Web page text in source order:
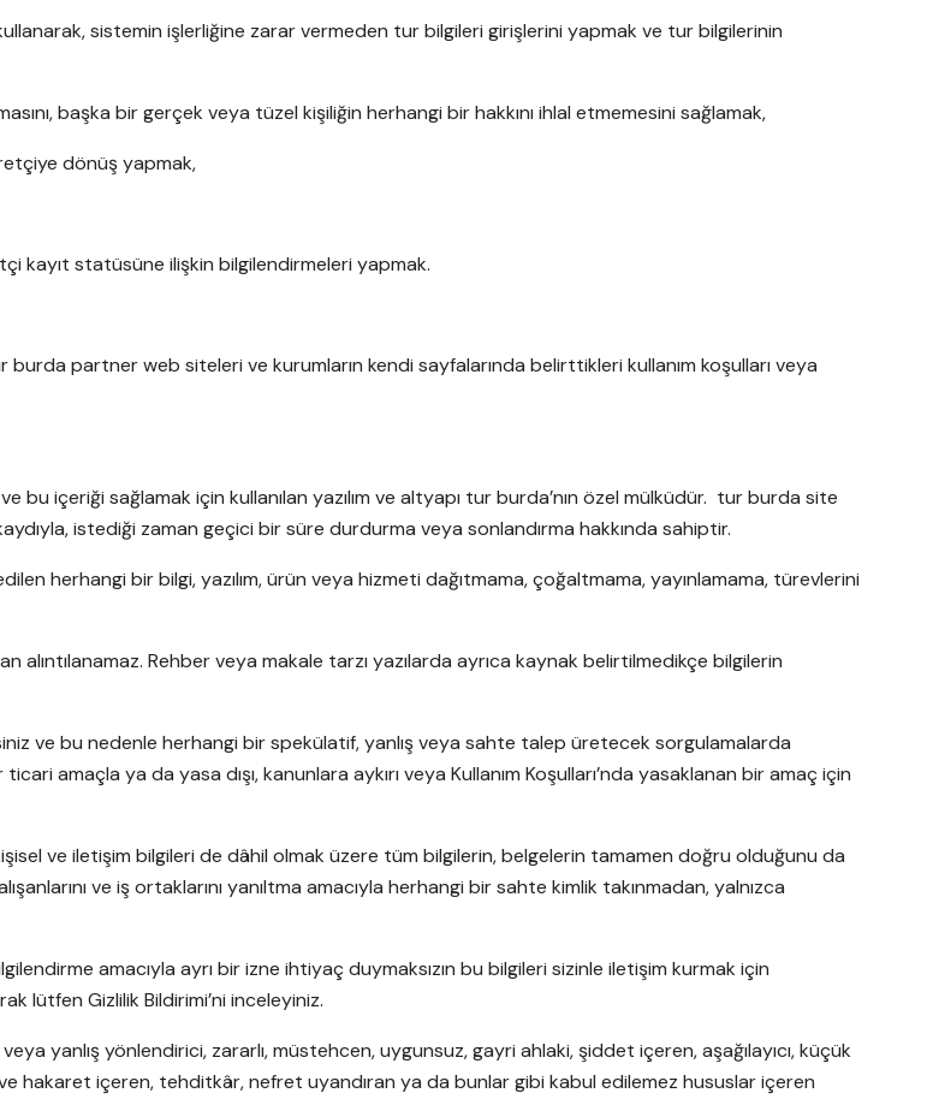
kullanarak, sistemin işlerliğine zarar vermeden tur bilgileri girişlerini yapmak ve tur bilgilerinin
başka bir gerçek veya tüzel kişiliğin herhangi bir hakkını ihlal etmemesini sağlamak,
dönüş yapmak,
kayıt statüsüne ilişkin bilgilendirmeleri yapmak.
partner web siteleri ve kurumların kendi sayfalarında belirttikleri kullanım koşulları veya
içeriği sağlamak için kullanılan yazılım ve altyapı tur burda’nın özel mülküdür. tur burda site
istediği zaman geçici bir süre durdurma veya sonlandırma hakkında sahiptir.
herhangi bir bilgi, yazılım, ürün veya hizmeti dağıtmama, çoğaltmama, yayınlamama, türevlerini
Rehber veya makale tarzı yazılarda ayrıca kaynak belirtilmedikçe bilgilerin
ve bu nedenle herhangi bir spekülatif, yanlış veya sahte talep üretecek sorgulamalarda
amaçla ya da yasa dışı, kanunlara aykırı veya Kullanım Koşulları’nda yasaklanan bir amaç için
ve iletişim bilgileri de dâhil olmak üzere tüm bilgilerin, belgelerin tamamen doğru olduğunu da
ve iş ortaklarını yanıltma amacıyla herhangi bir sahte kimlik takınmadan, yalnızca
amacıyla ayrı bir izne ihtiyaç duymaksızın bu bilgileri sizinle iletişim kurmak için
lütfen Gizlilik Bildirimi’ni inceleyiniz.
yanlış yönlendirici, zararlı, müstehcen, uygunsuz, gayri ahlaki, şiddet içeren, aşağılayıcı, küçük
ve hakaret içeren, tehditkâr, nefret uyandıran ya da bunlar gibi kabul edilemez hususlar içeren